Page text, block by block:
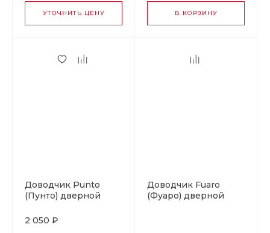
УТОЧНИТЬ ЦЕНУ В КОРЗИНУ
Доводчик Punto
(Пунто) дверной
AL 55-80 кг
2 050 ₽
Доводчик Fuaro
(Фуаро) дверной